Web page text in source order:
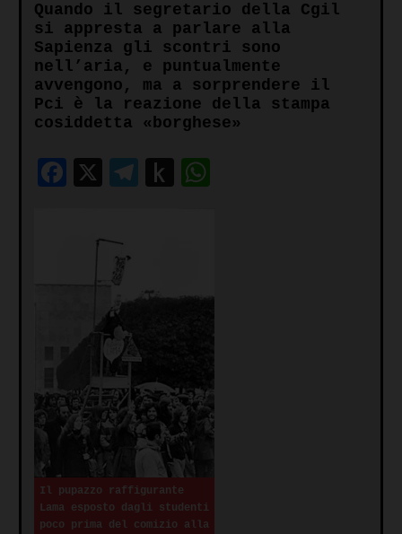
Quando il segretario della Cgil
si appresta a parlare alla
Sapienza gli scontri sono
nell’aria, e puntualmente
avvengono, ma a sorprendere il
Pci è la reazione della stampa
cosiddetta «borghese»
Facebook
X Telegram
Push
Il pupazzo raffigurante
Lama esposto dagli studenti
poco prima del comizio alla